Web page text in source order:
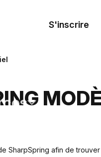
S'inscrire
SharpSpring afin de